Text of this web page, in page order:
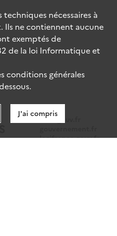
data.gouv.fr
legifrance.gouv.fr
techniques nécessaires à
ne contiennent aucune
exemptés de
de la loi Informatique et
conditions générales
J'ai compris